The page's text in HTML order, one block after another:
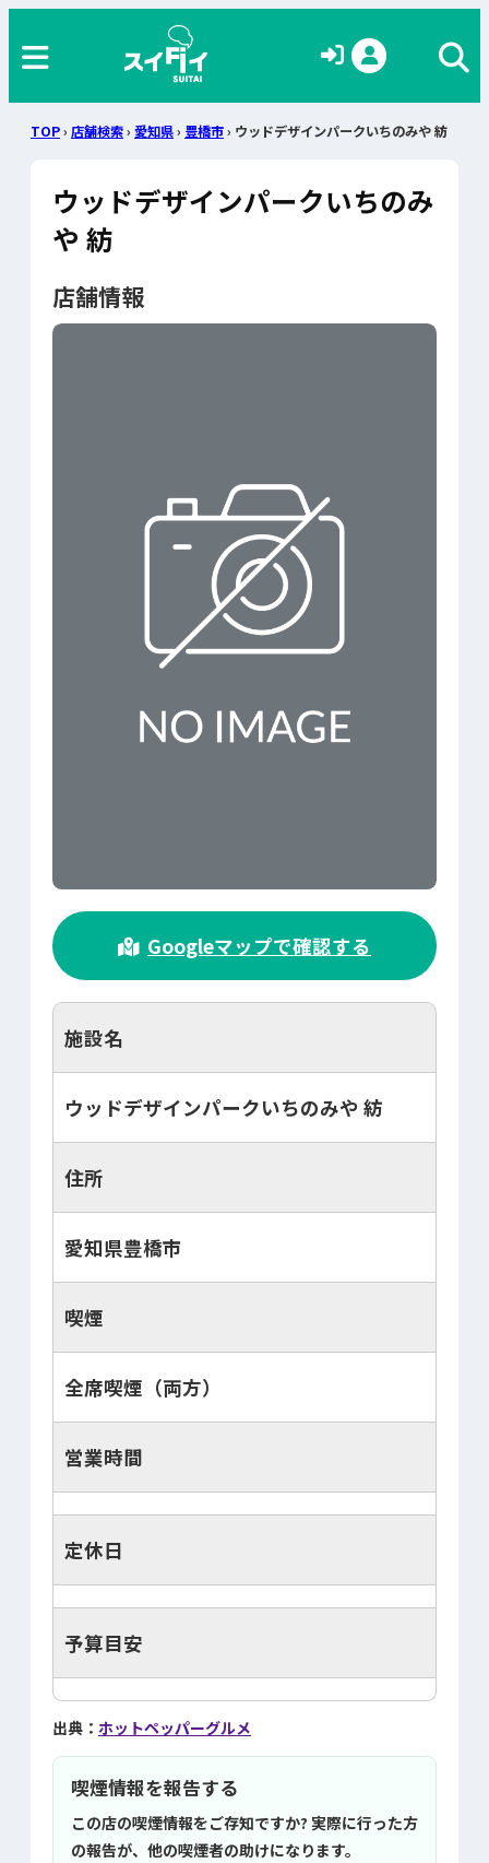
TOP› 店舗検索› 愛知県› 豊橋市› ウッドデザインパークいちのみや 紡
ウッドデザインパークいちのみ
や 紡
店舗情報
Googleマップで確認する
施設名
ウッドデザインパークいちのみや 紡
住所
愛知県豊橋市
喫煙
全席喫煙（両方）
営業時間
定休日
予算目安
出典： ホットペッパーグルメ
喫煙情報を報告する
この店の喫煙情報をご存知ですか? 実際に行った方
の報告が、他の喫煙者の助けになります。